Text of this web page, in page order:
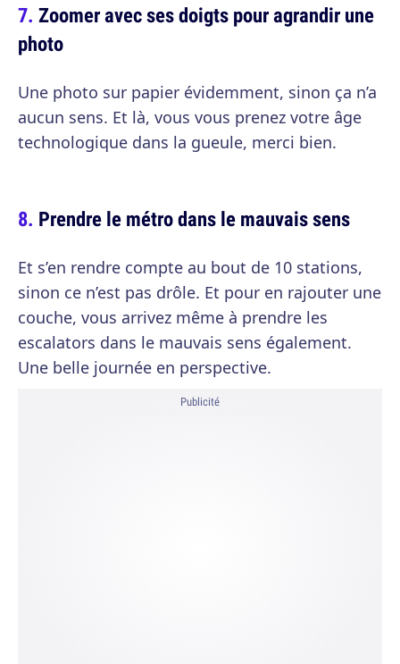
Zoomer avec ses doigts pour agrandir une
photo
Une photo sur papier évidemment, sinon ça n’a
aucun sens. Et là, vous vous prenez votre âge
technologique dans la gueule, merci bien.
Prendre le métro dans le mauvais sens
Et s’en rendre compte au bout de 10 stations,
sinon ce n’est pas drôle. Et pour en rajouter une
couche, vous arrivez même à prendre les
escalators dans le mauvais sens également.
Une belle journée en perspective.
Publicité